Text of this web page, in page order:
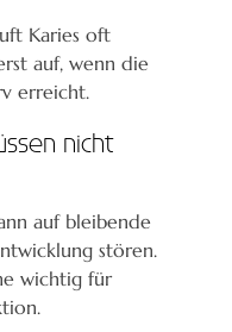
Karies oft
auf, wenn die
erreicht.
nicht
auf bleibende
stören.
wichtig für